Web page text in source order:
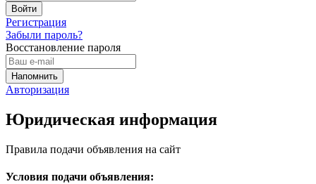
Регистрация
Забыли пароль?
Восстановление пароля
Авторизация
Юридическая информация
Правила подачи объявления на сайт
Условия подачи объявления: